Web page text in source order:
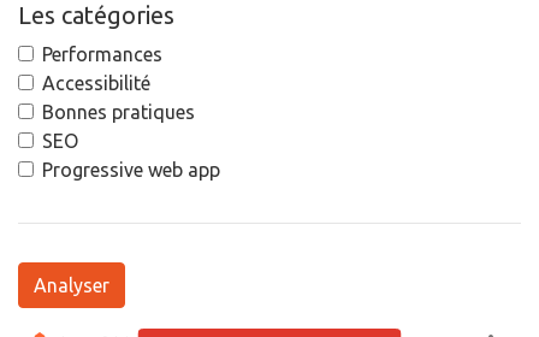
Les catégories
Performances
Accessibilité
Bonnes pratiques
SEO
Progressive web app
Analyser